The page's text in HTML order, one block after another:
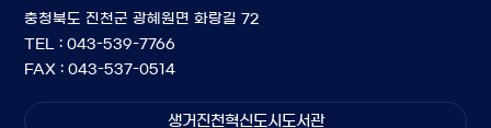
충청북도 진천군 광혜원면 화랑길 72
TEL : 043-539-7766
FAX : 043-537-0514
생거진천혁신도시도서관